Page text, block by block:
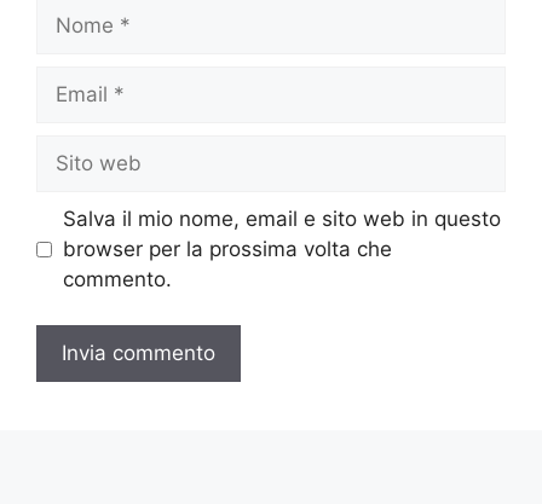
web
Salva il mio nome, email e sito web in questo
browser per la prossima volta che
commento.